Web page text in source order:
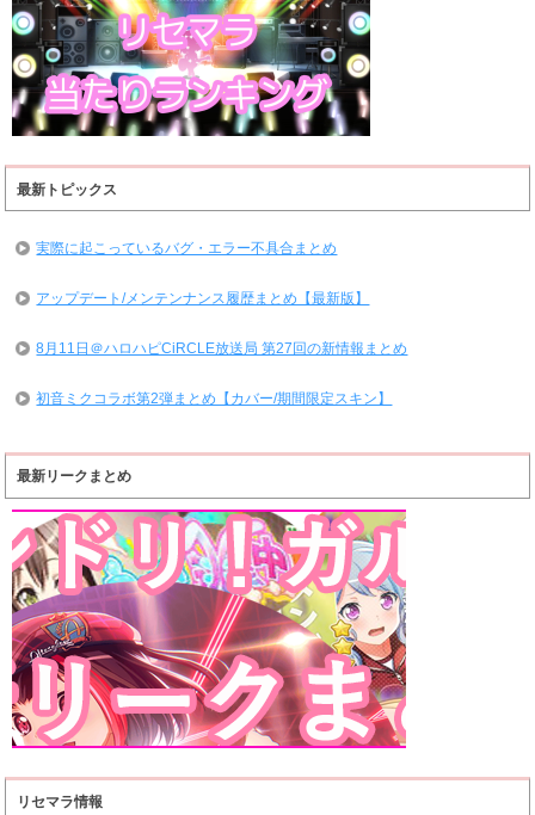
最新トピックス
実際に起こっているバグ・エラー不具合まとめ
アップデート/メンテンナンス履歴まとめ【最新版】
8月11日＠ハロハピCiRCLE放送局 第27回の新情報まとめ
初音ミクコラボ第2弾まとめ【カバー/期間限定スキン】
最新リークまとめ
リセマラ情報